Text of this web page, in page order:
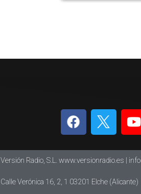
Versión Radio, S.L. www.versionradio.es |
Calle Verónica 16, 2, 1 03201 Elche (Alicante)